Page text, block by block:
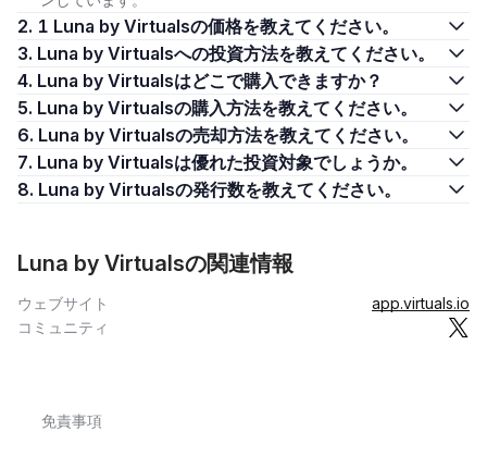
2. 1 Luna by Virtualsの価格を教えてください。
3. Luna by Virtualsへの投資方法を教えてください。
4. Luna by Virtualsはどこで購入できますか？
5. Luna by Virtualsの購入方法を教えてください。
6. Luna by Virtualsの売却方法を教えてください。
7. Luna by Virtualsは優れた投資対象でしょうか。
8. Luna by Virtualsの発行数を教えてください。
Luna by Virtualsの関連情報
ウェブサイト
app.virtuals.io
コミュニティ
免責事項